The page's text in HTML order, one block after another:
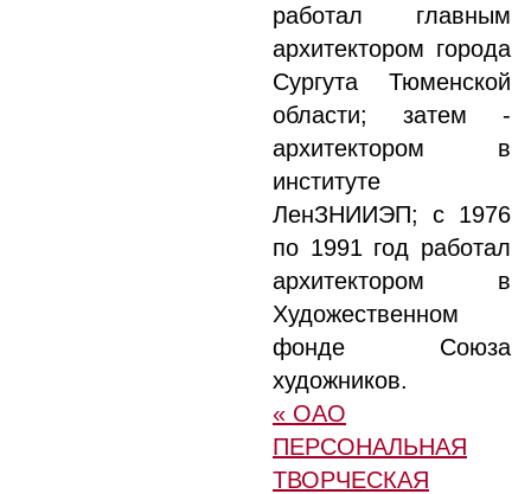
работал главным
архитектором города
Сургута Тюменской
области; затем -
архитектором в
институте
ЛенЗНИИЭП; с 1976
по 1991 год работал
архитектором в
Художественном
фонде Союза
художников.
« ОАО
ПЕРСОНАЛЬНАЯ
ТВОРЧЕСКАЯ